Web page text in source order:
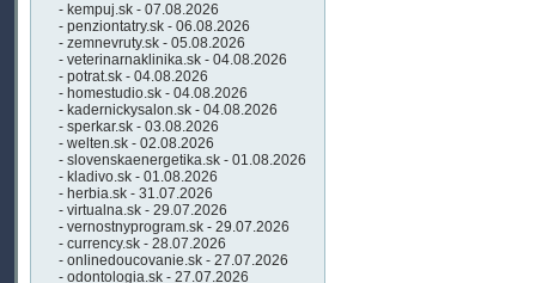
- kempuj.sk - 07.08.2026
- penziontatry.sk - 06.08.2026
- zemnevruty.sk - 05.08.2026
- veterinarnaklinika.sk - 04.08.2026
- potrat.sk - 04.08.2026
- homestudio.sk - 04.08.2026
- kadernickysalon.sk - 04.08.2026
- sperkar.sk - 03.08.2026
- welten.sk - 02.08.2026
- slovenskaenergetika.sk - 01.08.2026
- kladivo.sk - 01.08.2026
- herbia.sk - 31.07.2026
- virtualna.sk - 29.07.2026
- vernostnyprogram.sk - 29.07.2026
- currency.sk - 28.07.2026
- onlinedoucovanie.sk - 27.07.2026
- odontologia.sk - 27.07.2026